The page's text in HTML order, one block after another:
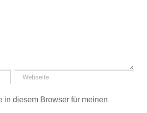
in diesem Browser für meinen